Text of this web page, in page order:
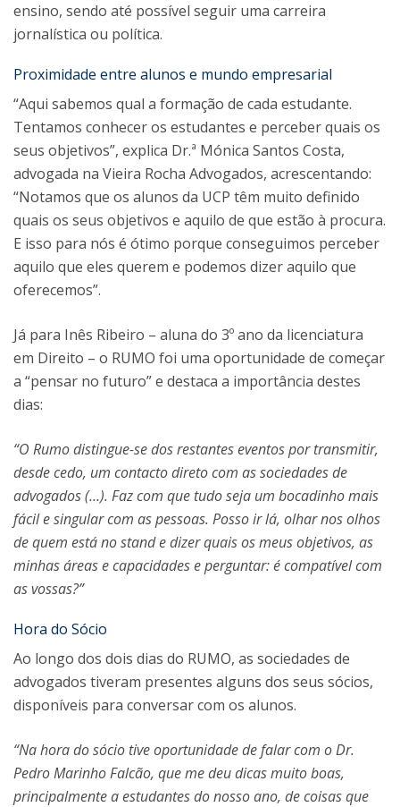
ensino, sendo até possível seguir uma carreira
jornalística ou política.
Proximidade entre alunos e mundo empresarial
“Aqui sabemos qual a formação de cada estudante.
Tentamos conhecer os estudantes e perceber quais os
seus objetivos”, explica Dr.ª Mónica Santos Costa,
advogada na Vieira Rocha Advogados, acrescentando:
“Notamos que os alunos da UCP têm muito definido
quais os seus objetivos e aquilo de que estão à procura.
E isso para nós é ótimo porque conseguimos perceber
aquilo que eles querem e podemos dizer aquilo que
oferecemos”.
Já para Inês Ribeiro – aluna do 3º ano da licenciatura
em Direito – o RUMO foi uma oportunidade de começar
a “pensar no futuro” e destaca a importância destes
dias:
“O Rumo distingue-se dos restantes eventos por transmitir,
desde cedo, um contacto direto com as sociedades de
advogados (…). Faz com que tudo seja um bocadinho mais
fácil e singular com as pessoas. Posso ir lá, olhar nos olhos
de quem está no stand e dizer quais os meus objetivos, as
minhas áreas e capacidades e perguntar: é compatível com
as vossas?”
Hora do Sócio
Ao longo dos dois dias do RUMO, as sociedades de
advogados tiveram presentes alguns dos seus sócios,
disponíveis para conversar com os alunos.
“Na hora do sócio tive oportunidade de falar com o Dr.
Pedro Marinho Falcão, que me deu dicas muito boas,
principalmente a estudantes do nosso ano, de coisas que